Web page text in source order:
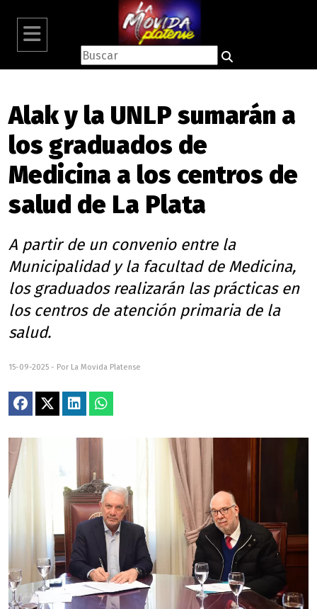
Alak y la UNLP sumarán a
los graduados de
Medicina a los centros de
salud de La Plata
A partir de un convenio entre la
Municipalidad y la facultad de Medicina,
los graduados realizarán las prácticas en
los centros de atención primaria de la
salud.
15-09-2025 - Por La Movida Platense